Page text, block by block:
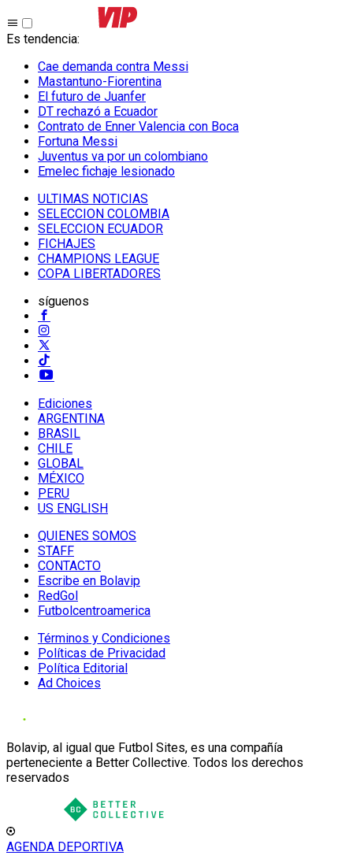
Es tendencia:
Cae demanda contra Messi
Mastantuno-Fiorentina
El futuro de Juanfer
DT rechazó a Ecuador
Contrato de Enner Valencia con Boca
Fortuna Messi
Juventus va por un colombiano
Emelec fichaje lesionado
ULTIMAS NOTICIAS
SELECCION COLOMBIA
SELECCION ECUADOR
FICHAJES
CHAMPIONS LEAGUE
COPA LIBERTADORES
síguenos
Ediciones
ARGENTINA
BRASIL
CHILE
GLOBAL
MÉXICO
PERU
US ENGLISH
QUIENES SOMOS
STAFF
CONTACTO
Escribe en Bolavip
RedGol
Futbolcentroamerica
Términos y Condiciones
Políticas de Privacidad
Política Editorial
Ad Choices
Bolavip, al igual que Futbol Sites, es una compañía
perteneciente a Better Collective. Todos los derechos
reservados
AGENDA DEPORTIVA